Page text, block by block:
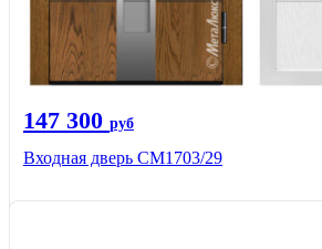
147 300 руб
Входная дверь СМ1703/29